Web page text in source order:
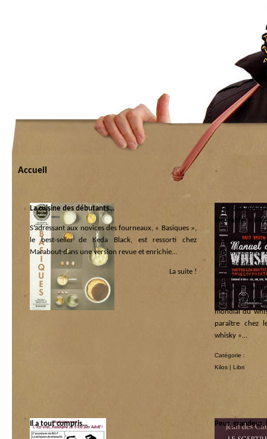
Accueil
La cuisine des débutants…
S’adressant aux novices des fourneaux, « Basiques »,
le best-seller de Keda Black, est ressorti chez
Marabout dans une version revue et enrichie…
Catégorie :
Kilos
Libri
La suite !
« Ce que
incurable. »
Ayant
Whisky, depuis
français de
boisson
capitaine
de ce
mondial du
paraître chez
whisky »…
Catégorie :
Kilos | Libri
Il a tout compris… Peur,